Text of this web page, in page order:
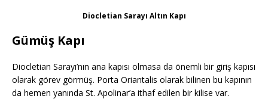
Diocletian Sarayı Altın Kapı
Gümüş Kapı
Diocletian Sarayı’nın ana kapısı olmasa da önemli bir giriş kapısı
olarak görev görmüş. Porta Oriantalis olarak bilinen bu kapının
da hemen yanında St. Apolinar’a ithaf edilen bir kilise var.